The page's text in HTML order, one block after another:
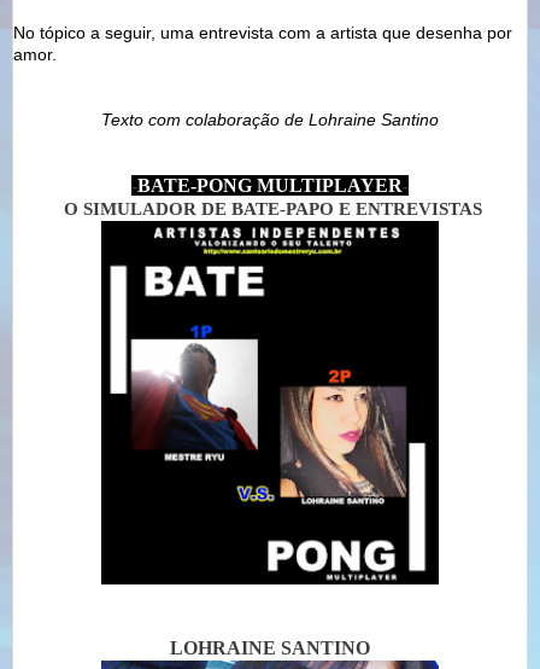
No tópico a seguir, uma entrevista com a artista que desenha por
amor.
Texto com colaboração de Lohraine Santino
-BATE-PONG MULTIPLAYER-
O SIMULADOR DE BATE-PAPO E ENTREVISTAS
LOHRAINE SANTINO